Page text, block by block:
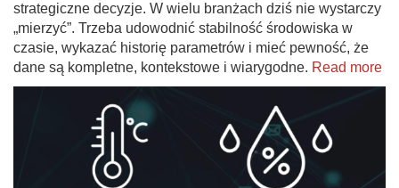
strategiczne decyzje. W wielu branżach dziś nie wystarczy
„mierzyć”. Trzeba udowodnić stabilność środowiska w
czasie, wykazać historię parametrów i mieć pewność, że
dane są kompletne, kontekstowe i wiarygodne. Read more